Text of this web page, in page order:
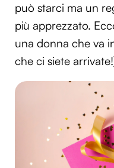
può starci ma un
più apprezzato.
una donna che va
che ci siete